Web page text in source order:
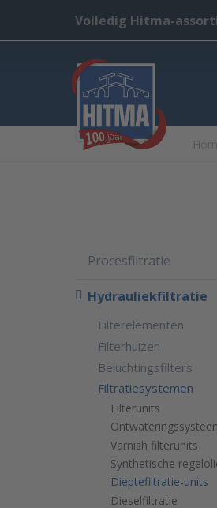
Volledig Hitma-
Procesfiltratie
Hydrauliekfiltratie
Filterelementen
Filterhuizen
Beluchtingsfilters
Filtratiesystemen
Filterunits
Varnish filterunits
Synthetische
Dieptefiltratie-units
Dieselfiltratie